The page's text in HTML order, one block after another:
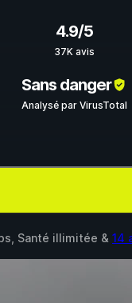
4.9/5
37K avis
Sans danger
Analysé par VirusTotal
Santé illimitée & 14